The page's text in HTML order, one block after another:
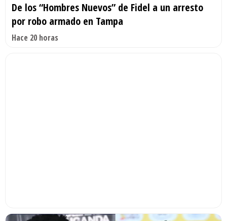
De los “Hombres Nuevos” de Fidel a un arresto
por robo armado en Tampa
Hace 20 horas